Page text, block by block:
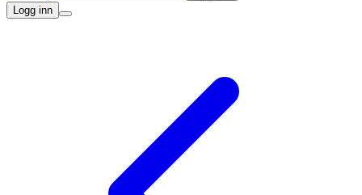
Logg inn